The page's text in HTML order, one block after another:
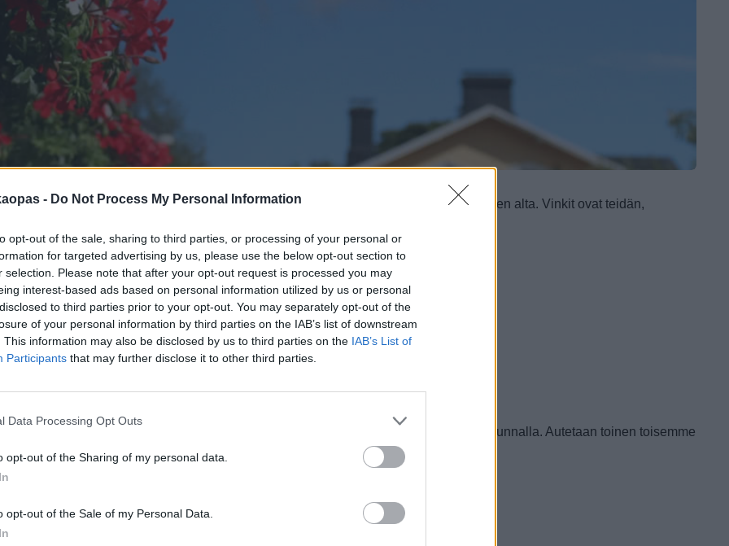
- Do Not Process My Personal Information
opt-out of the sale, sharing to third parties, or processing of your personal or
for targeted advertising by us, please use the below opt-out section to
selection. Please note that after your opt-out request is processed you may
interest-based ads based on personal information utilized by us or personal
to third parties prior to your opt-out. You may separately opt-out of the
of your personal information by third parties on the IAB’s list of downstream
This information may also be disclosed by us to third parties on the IAB’s List of
Participants that may further disclose it to other third parties.
Data Processing Opt Outs
opt-out of the Sharing of my personal data.
opt-out of the Sale of my Personal Data.
osa muun tyyppisistä vinkeistä. Näet kaikki muun tyyppiset vinkit valitsemalla aiheen alta. Vinkit ovat teidän,
Lähetä se palautelomakkeen kautta, joka löytyy sivun lopusta.
tapahtumasta, ajanvietteestä – tai mistä tahansa kokemisen arvoisesta tällä paikkakunnalla. Autetaan toinen toisemme
( 0 / 500 merkkiä käytetty )